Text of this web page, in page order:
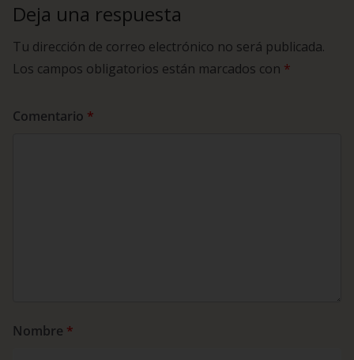
Deja una respuesta
Tu dirección de correo electrónico no será publicada.
Los campos obligatorios están marcados con *
Comentario *
Nombre *